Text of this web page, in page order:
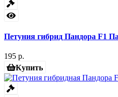
Петуния гибрид Пандора F1
195 р.
Купить